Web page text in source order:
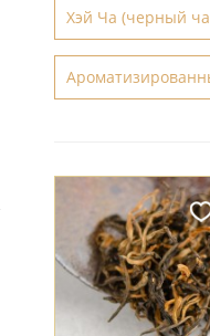
Хэй Ча (черный